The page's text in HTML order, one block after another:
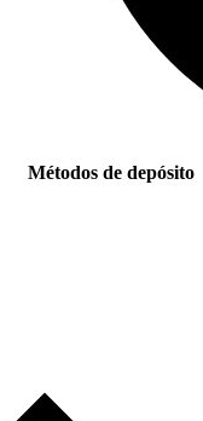
Métodos de depósito